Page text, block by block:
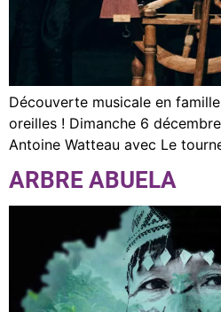
Découverte musicale en
oreilles ! Dimanche 6
Antoine Watteau avec Le
ARBRE ABUELA